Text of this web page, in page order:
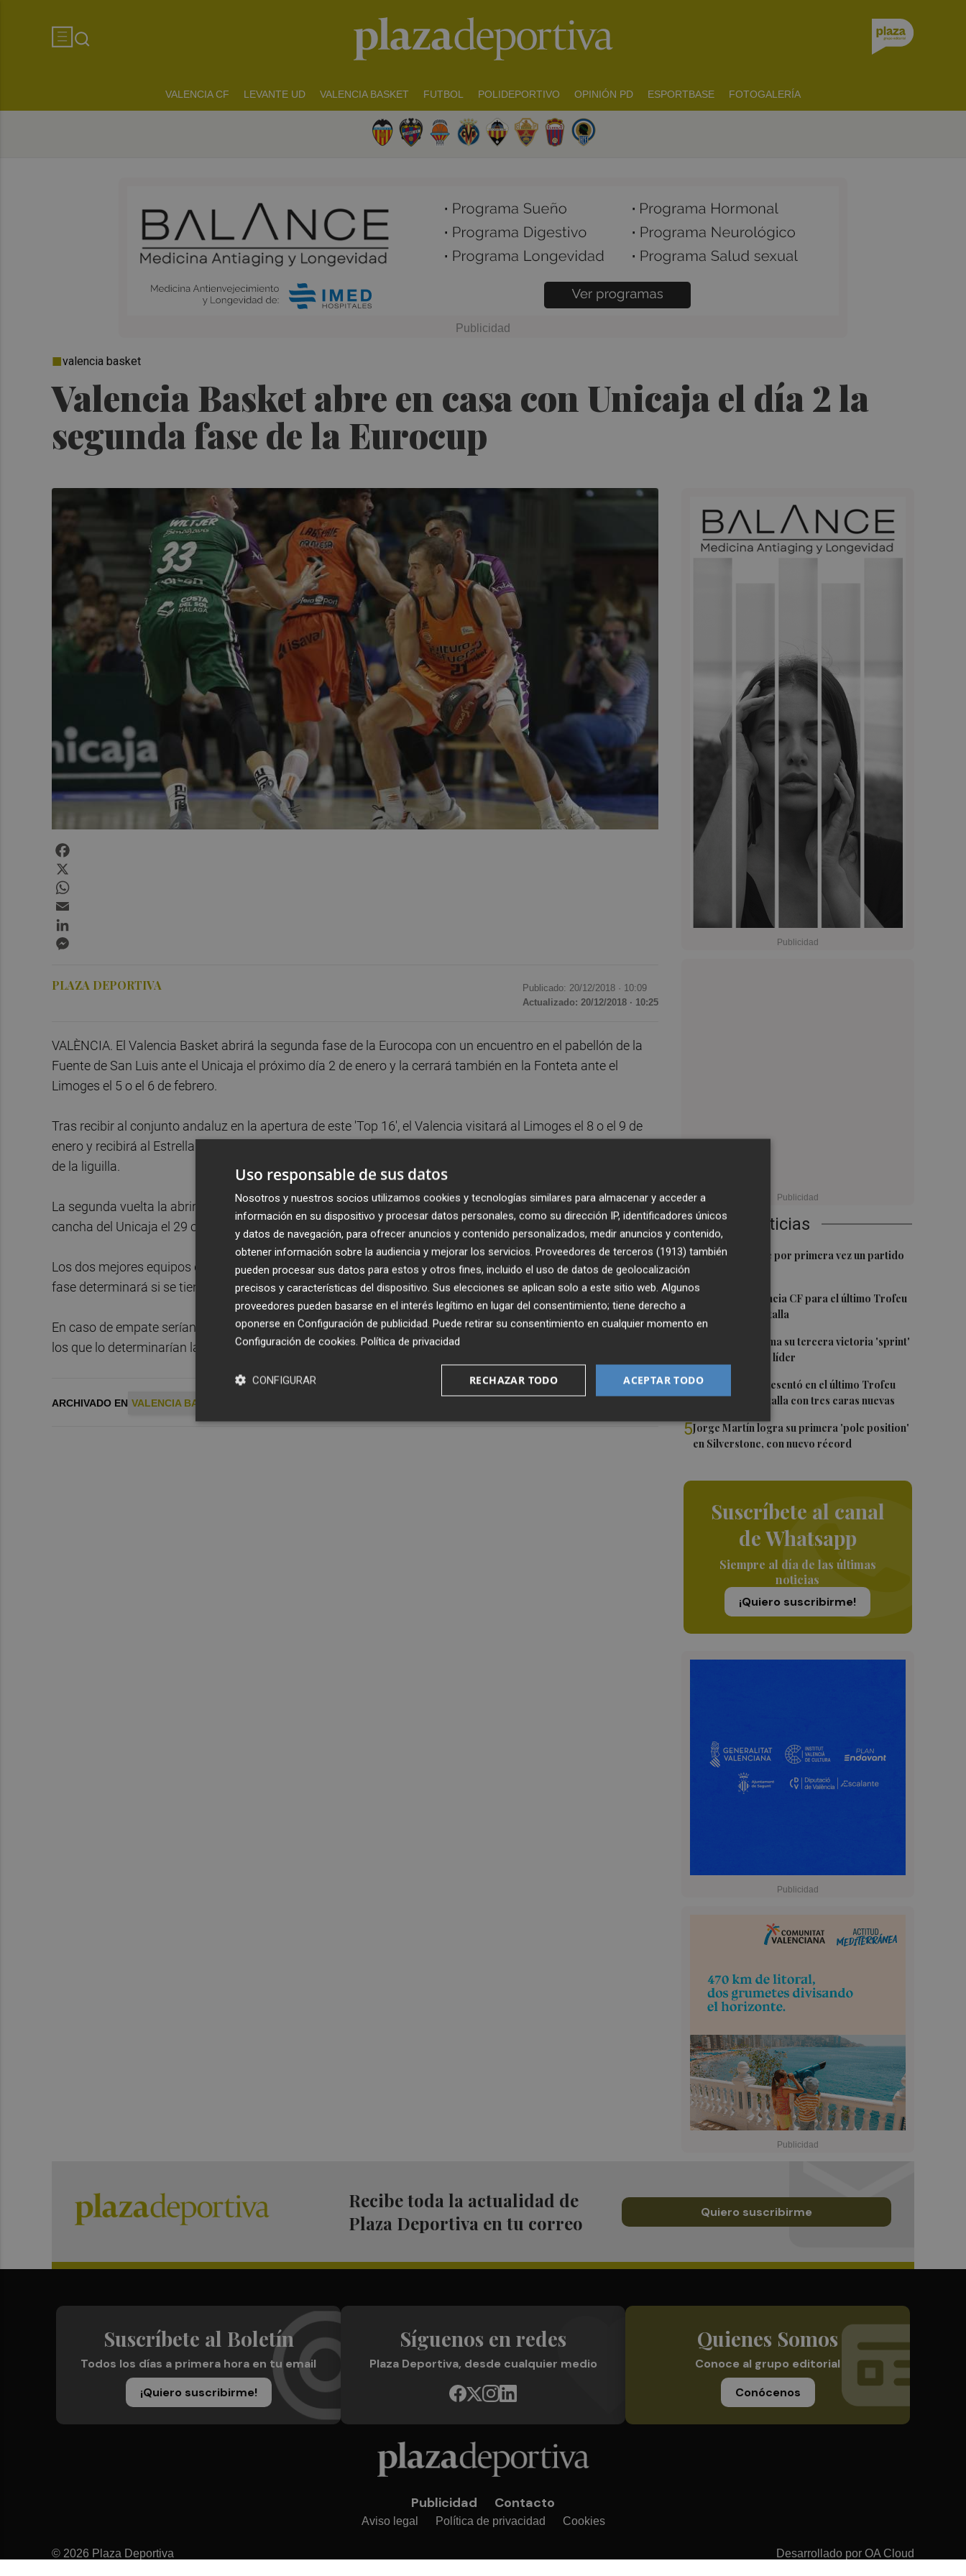
VALENCIA CF LEVANTE UD VALENCIA BASKET FUTBOL POLIDEPORTIVO OPINIÓN PD ESPORTBASE FOTOGALERÍA
Valencia Basket abre en casa con Unicaja el día 2 la
segunda fase de la Eurocup
valencia basket
Últimas Noticias
1Kiat Lim preside por primera vez un partido
2
El once del Valencia CF para el último Trofeu
Taronja de Mestalla
Jorge Martín suma su tercera victoria 'sprint'
del año y es más líder
4El Valencia se presentó en el último Trofeu
Taronja en Mestalla con tres caras nuevas
5Jorge Martín logra su primera 'pole position'
en Silverstone, con nuevo récord
Suscríbete al canal
de Whatsapp
Siempre al día de las últimas
noticias
¡Quiero suscribirme!
PLAZA DEPORTIVA Publicado: 20/12/2018 · 10:09
Actualizado: 20/12/2018 · 10:25
VALÈNCIA. El Valencia Basket abrirá la segunda fase de la Eurocopa con un encuentro en el pabellón de la
Fuente de San Luis ante el Unicaja el próximo día 2 de enero y la cerrará también en la Fonteta ante el
Limoges el 5 o el 6 de febrero.
Tras recibir al conjunto andaluz en la apertura de este 'Top 16', el Valencia visitará al Limoges el 8 o el 9 de
enero y recibirá al Estrella Roja de Belgrado el 15 o el 16 de enero, en un choque que cerrará la primera vuelta
de la liguilla.
La segunda vuelta la abrirá en la pista del equipo serbio el 22 o el 23 de enero y repetirá como visitante en la
cancha del Unicaja el 29 o el 30 de enero, para cerrar la fase de nuevo en la Fonteta ante el equipo francés.
Los dos mejores equipos de cada grupo accederán a los cuartos de final y la posición final en esta segunda
fase determinará si se tiene el factor cancha a favor o en contra en las eliminatorias.
En caso de empate serían primero el número de triunfos acumulados y el "basket average" general, después,
los que lo determinarían la clasificación.
ARCHIVADO EN VALENCIA BASKET
Recibe toda la actualidad de
Plaza Deportiva en tu correo
Quiero suscribirme
Suscríbete al Boletín
Todos los días a primera hora en tu email
¡Quiero suscribirme!
Síguenos en redes
Plaza Deportiva, desde cualquier medio
Quienes Somos
Conoce al grupo editorial
Conócenos
Publicidad Contacto
Aviso legal Política de privacidad Cookies
© 2026 Plaza Deportiva Desarrollado por OA Cloud
Uso responsable de sus datos
Nosotros y nuestros socios utilizamos cookies y tecnologías similares para almacenar y acceder a
información en su dispositivo y procesar datos personales, como su dirección IP, identificadores únicos
y datos de navegación, para ofrecer anuncios y contenido personalizados, medir anuncios y contenido,
obtener información sobre la audiencia y mejorar los servicios. Proveedores de terceros (1913) también
pueden procesar sus datos para estos y otros fines, incluido el uso de datos de geolocalización
precisos y características del dispositivo. Sus elecciones se aplican solo a este sitio web. Algunos
proveedores pueden basarse en el interés legítimo en lugar del consentimiento; tiene derecho a
oponerse en Configuración de publicidad. Puede retirar su consentimiento en cualquier momento en
Configuración de cookies. Política de privacidad
ACEPTAR TODO
RECHAZAR TODO
CONFIGURAR